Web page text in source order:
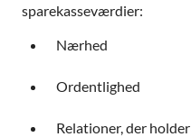
sparekasseværdier:
Nærhed
Ordentlighed
Relationer, der holder